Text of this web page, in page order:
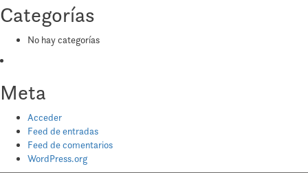
Categorías
No hay categorías
Meta
Acceder
Feed de entradas
Feed de comentarios
WordPress.org